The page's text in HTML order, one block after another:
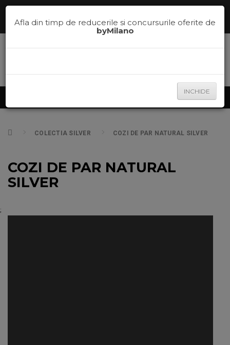
potrivita pe
la0785.700.600
COLECTIA SILVER COZI DE PAR NATURAL SILVER
COZI DE PAR NATURAL
SILVER
;
Afla din timp de reducerile si concursurile oferite de
byMilano
INCHIDE